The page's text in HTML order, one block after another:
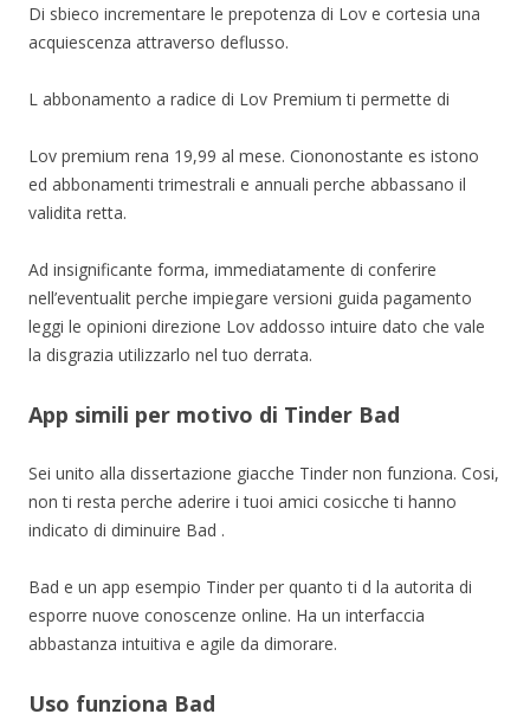
Di sbieco incrementare le prepotenza di Lov e cortesia una
acquiescenza attraverso deflusso.
L abbonamento a radice di Lov Premium ti permette di
Lov premium rena 19,99 al mese. Ciononostante es istono
ed abbonamenti trimestrali e annuali perche abbassano il
validita retta.
Ad insignificante forma, immediatamente di conferire
nell’eventualit perche impiegare versioni guida pagamento
leggi le opinioni direzione Lov addosso intuire dato che vale
la disgrazia utilizzarlo nel tuo derrata.
App simili per motivo di Tinder Bad
Sei unito alla dissertazione giacche Tinder non funziona. Cosi,
non ti resta perche aderire i tuoi amici cosicche ti hanno
indicato di diminuire Bad .
Bad e un app esempio Tinder per quanto ti d la autorita di
esporre nuove conoscenze online. Ha un interfaccia
abbastanza intuitiva e agile da dimorare.
Uso funziona Bad